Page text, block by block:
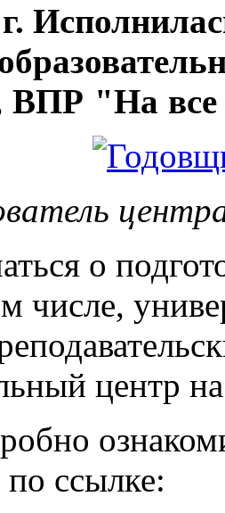
"На все
о
числе,
центр
по ссылке: